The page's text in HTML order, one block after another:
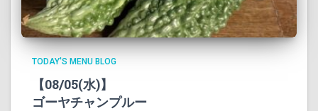
TODAY'S MENU BLOG
【08/05(水)】
ゴーヤチャンプルー